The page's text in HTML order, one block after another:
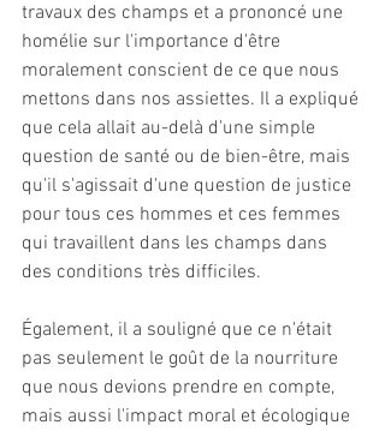
travaux des champs et a prononcé une
homélie sur l'importance d'être
moralement conscient de ce que nous
mettons dans nos assiettes. Il a expliqué
que cela allait au-delà d'une simple
question de santé ou de bien-être, mais
qu'il s'agissait d'une question de justice
pour tous ces hommes et ces femmes
qui travaillent dans les champs dans
des conditions très difficiles.
Également, il a souligné que ce n'était
pas seulement le goût de la nourriture
que nous devions prendre en compte,
mais aussi l'impact moral et écologique